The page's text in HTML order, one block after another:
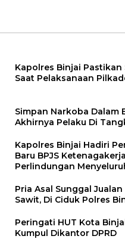
Kapolres Binjai
Saat Pelaksanaan
Simpan Narkoba Dalam
Akhirnya Pelaku Di
Kapolres Binjai Hadiri
Baru BPJS
Perlindungan
Pria Asal Sunggal
Sawit, Di Ciduk Polres
Peringati HUT Kota
Kumpul Dikantor DPRD